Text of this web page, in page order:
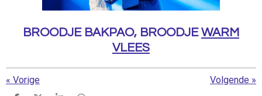
BROODJE BAKPAO, BROODJEWARM
VLEES
« Vorige Volgende »